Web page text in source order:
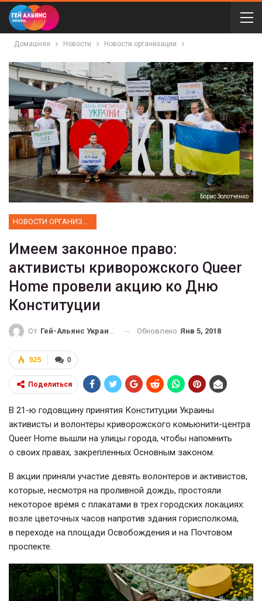
Домашняя Новости Новости организации
Борис Золотченко
Имеем законное право:
активисты криворожского Queer
Home провели акцию ко Дню
Конституции
От Гей-Альянс Украина Обновлено Янв 5, 2018
0
925
Поделиться
В 21-ю годовщину принятия Конституции Украины
активисты и волонтеры криворожского комьюнити-центра
Queer Home вышли на улицы города, чтобы напомнить
о своих правах, закрепленных Основным законом.
В акции приняли участие девять волонтеров и активистов,
которые, несмотря на проливной дождь, простояли
некоторое время с плакатами в трех городских локациях:
возле цветочных часов напротив здания горисполкома,
в переходе на площади Освобождения и на Почтовом
проспекте.